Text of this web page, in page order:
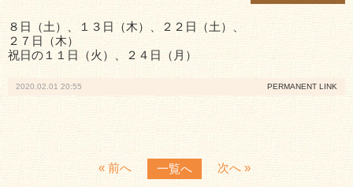
８日（土）、１３日（木）、２２日（土）、
２７日（木）
祝日の１１日（火）、２４日（月）
2020.02.01 20:55 PERMANENT LINK
« 前へ 一覧へ 次へ »
採用情報
プライバシーポリシー